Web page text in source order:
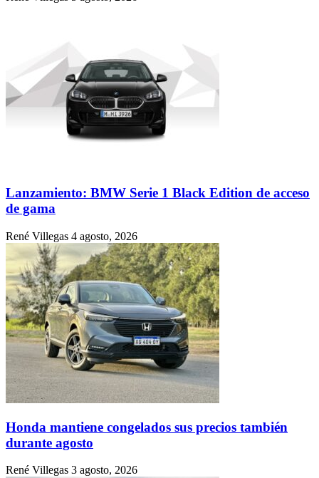
Lanzamiento: BMW Serie 1 Black Edition de acceso
de gama
René Villegas 4 agosto, 2026
Honda mantiene congelados sus precios también
durante agosto
René Villegas 3 agosto, 2026